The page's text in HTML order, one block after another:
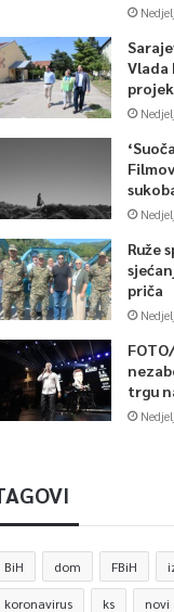
Vlada
Ruže
priča
trgu
BiH dom FBiH
koronavirus ks novi